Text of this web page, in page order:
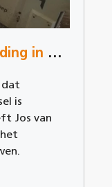
Zagen van betonverharding in Reusel
dat
is
Jos van